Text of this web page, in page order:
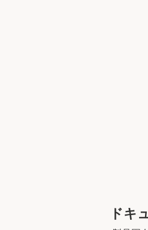
ドキ